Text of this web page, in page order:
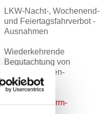
LKW-Nacht-, Wochenend-
und Feiertagsfahrverbot -
Ausnahmen
Wiederkehrende
Begutachtung von
Kraftfahrzeugen-
Ermächtigung
Umgebungslärm-